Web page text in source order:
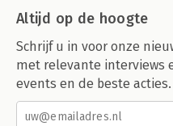
Altijd op de hoogte
Schrijf u in voor onze
met relevante interviews
events en de beste acties.